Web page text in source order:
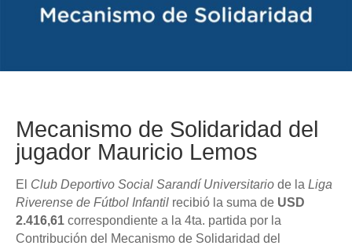
Mecanismo de Solidaridad del
jugador Mauricio Lemos
El Club Deportivo Social Sarandí Universitario de la Liga
Riverense de Fútbol Infantil recibió la suma de USD
2.416,61 correspondiente a la 4ta. partida por la
Contribución del Mecanismo de Solidaridad del